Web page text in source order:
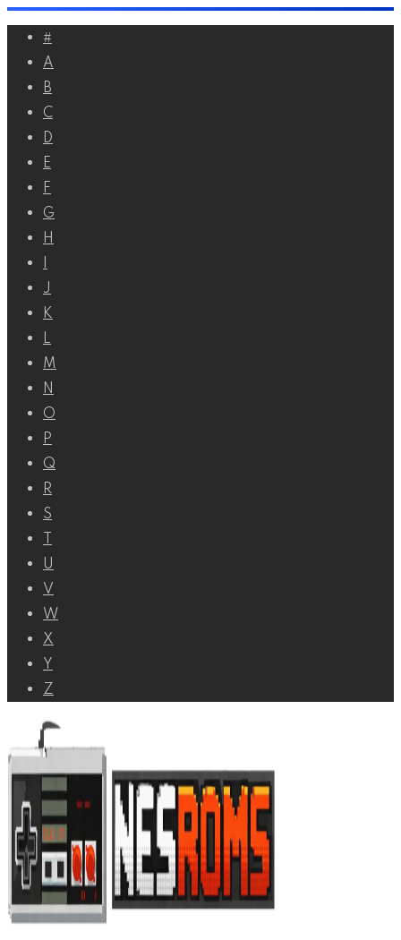
Перейти
контенту
#
A
B
C
D
E
F
G
H
J
K
L
M
N
O
P
Q
R
S
U
V
W
X
Y
Z